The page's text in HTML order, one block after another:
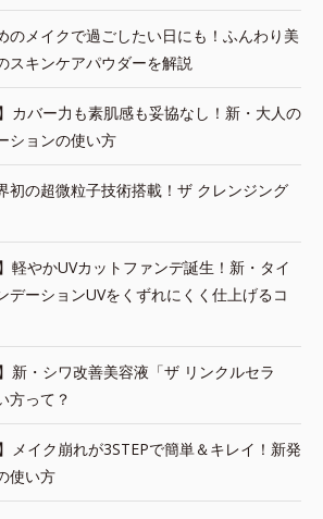
のメイクで過ごしたい日にも！ふんわり美
スキンケアパウダーを解説
カバー力も素肌感も妥協なし！新・大人の
ションの使い方
初の超微粒子技術搭載！ザ クレンジング
軽やかUVカットファンデ誕生！新・タイ
デーションUVをくずれにくく仕上げるコ
新・シワ改善美容液「ザ リンクルセラ
方って？
メイク崩れが3STEPで簡単＆キレイ！新発
使い方